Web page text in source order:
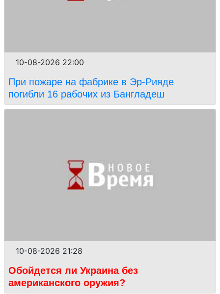
10-08-2026 22:00
При пожаре на фабрике в Эр-Рияде
погибли 16 рабочих из Бангладеш
10-08-2026 21:28
Обойдется ли Украина без
американского оружия?